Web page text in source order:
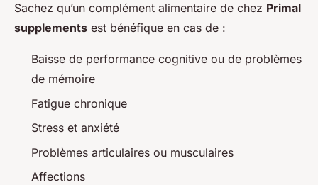
Sachez qu’un complément alimentaire de chez Primal
supplements est bénéfique en cas de :
Baisse de performance cognitive ou de problèmes
de mémoire
Fatigue chronique
Stress et anxiété
Problèmes articulaires ou musculaires
Affections